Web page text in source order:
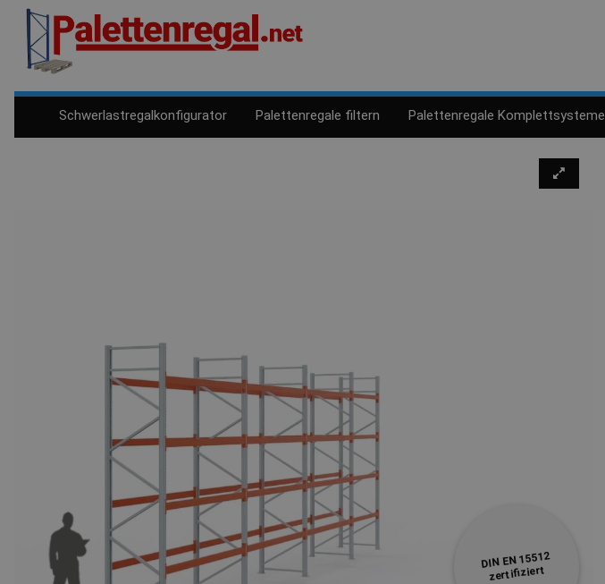
Schwerlastregalkonfigurator Palettenregale filtern Palettenregale Komplettsysteme
DIN EN 15512
zertifiziert